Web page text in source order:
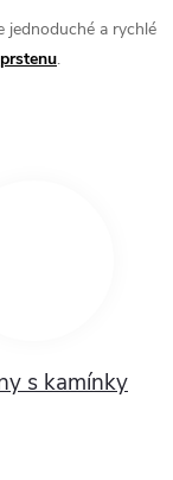
jednoduché a rychlé
.
s kamínky